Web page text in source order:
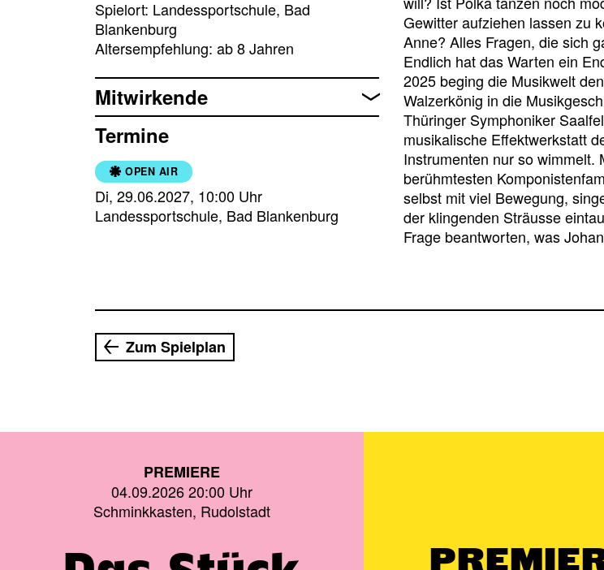
Gewitter aufziehen lassen zu
Anne? Alles Fragen, die sich
Endlich hat das Warten ein
2025 beging die Musikwelt
Walzerkönig in die
Thüringer Symphoniker
musikalische Effektwerkstatt
Instrumenten nur so wimmelt.
berühmtesten
selbst mit viel Bewegung,
der klingenden Sträusse
Frage beantworten, was
Spielort: Landessportschule, Bad
Blankenburg
Altersempfehlung: ab 8 Jahren
Mitwirkende
Termine
OPEN AIR
Di, 29.06.2027, 10:00 Uhr
Landessportschule, Bad Blankenburg
Zum Spielplan
PREMIERE
04.09.2026 20:00 Uhr
Schminkkasten, Rudolstadt